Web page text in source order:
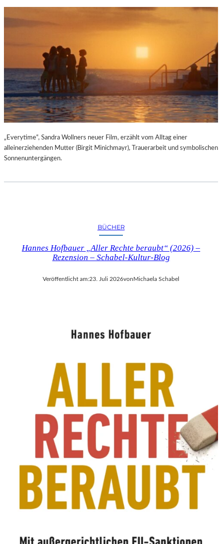
„Everytime“, Sandra Wollners neuer Film, erzählt vom Alltag einer
alleinerziehenden Mutter (Birgit Minichmayr), Trauerarbeit und symbolischen
Sonnenuntergängen.
BÜCHER
Hannes Hofbauer „Aller Rechte beraubt“ (2026) –
Rezension – Schabel-Kultur-Blog
Veröffentlicht am:23. Juli 2026vonMichaela Schabel